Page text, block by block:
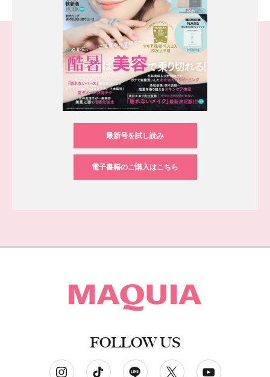
最新号を試し読み
電子書籍のご購入はこちら
FOLLOW US